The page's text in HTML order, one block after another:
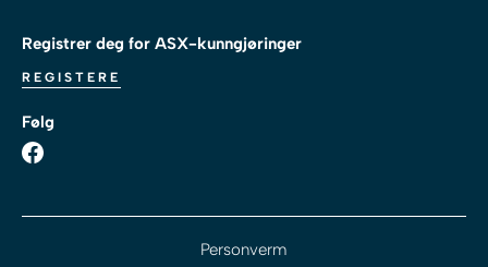
Registrer deg for ASX-kunngjøringer
REGISTERE
Følg
Personverm